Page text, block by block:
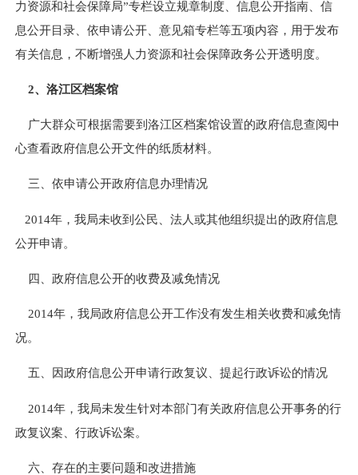
力资源和社会保障局”专栏设立规章制度、信息公开指南、信
息公开目录、依申请公开、意见箱专栏等五项内容，用于发布
有关信息，不断增强人力资源和社会保障政务公开透明度。
2、洛江区档案馆
广大群众可根据需要到洛江区档案馆设置的政府信息查阅中
心查看政府信息公开文件的纸质材料。
三、依申请公开政府信息办理情况
2014年，我局未收到公民、法人或其他组织提出的政府信息
公开申请。
四、政府信息公开的收费及减免情况
2014年，我局政府信息公开工作没有发生相关收费和减免情
况。
五、因政府信息公开申请行政复议、提起行政诉讼的情况
2014年，我局未发生针对本部门有关政府信息公开事务的行
政复议案、行政诉讼案。
六、存在的主要问题和改进措施